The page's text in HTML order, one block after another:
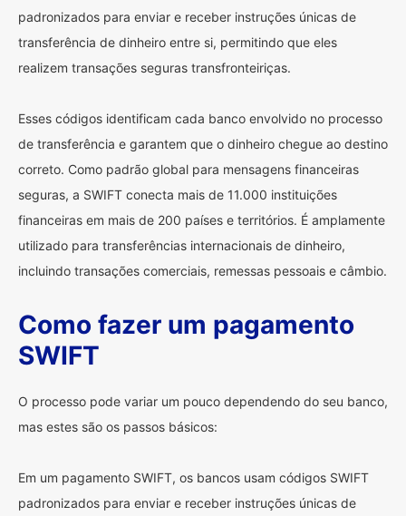
padronizados para enviar e receber instruções únicas de
transferência de dinheiro entre si, permitindo que eles
realizem transações seguras transfronteiriças.
Esses códigos identificam cada banco envolvido no processo
de transferência e garantem que o dinheiro chegue ao destino
correto. Como padrão global para mensagens financeiras
seguras, a SWIFT conecta mais de 11.000 instituições
financeiras em mais de 200 países e territórios. É amplamente
utilizado para transferências internacionais de dinheiro,
incluindo transações comerciais, remessas pessoais e câmbio.
Como fazer um pagamento
SWIFT
O processo pode variar um pouco dependendo do seu banco,
mas estes são os passos básicos:
Em um pagamento SWIFT, os bancos usam códigos SWIFT
padronizados para enviar e receber instruções únicas de